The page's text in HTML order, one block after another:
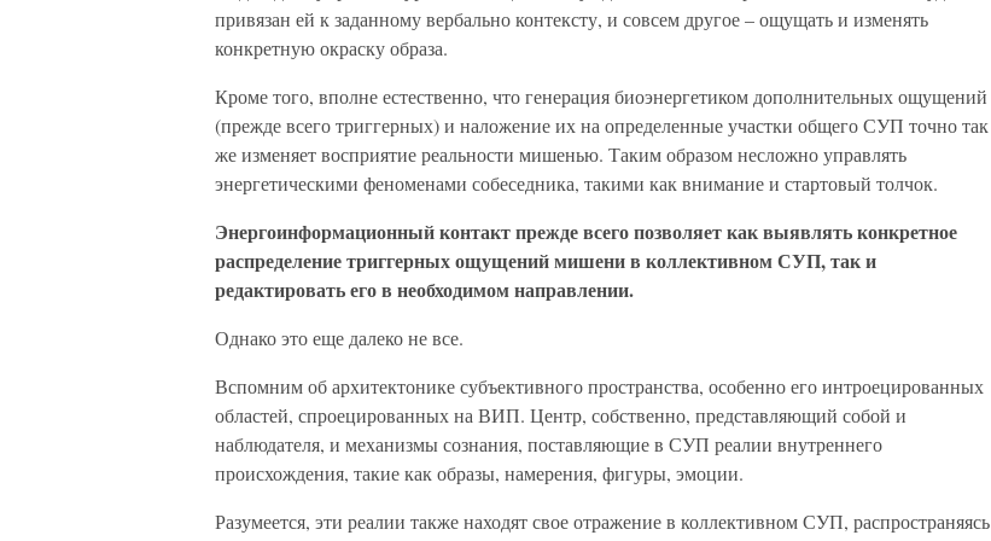
привязан ей к заданному вербально контексту, и совсем другое – ощущать и изменять
конкретную окраску образа.
Кроме того, вполне естественно, что генерация биоэнергетиком дополнительных ощущений
(прежде всего триггерных) и наложение их на определенные участки общего СУП точно так
же изменяет восприятие реальности мишенью. Таким образом несложно управлять
энергетическими феноменами собеседника, такими как внимание и стартовый толчок.
Энергоинформационный контакт прежде всего позволяет как выявлять конкретное
распределение триггерных ощущений мишени в коллективном СУП, так и
редактировать его в необходимом направлении.
Однако это еще далеко не все.
Вспомним об архитектонике субъективного пространства, особенно его интроецированных
областей, спроецированных на ВИП. Центр, собственно, представляющий собой и
наблюдателя, и механизмы сознания, поставляющие в СУП реалии внутреннего
происхождения, такие как образы, намерения, фигуры, эмоции.
Разумеется, эти реалии также находят свое отражение в коллективном СУП, распространяясь